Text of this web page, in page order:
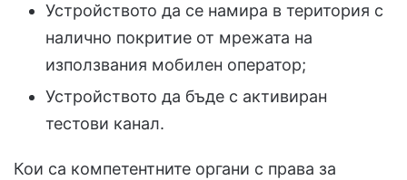
Устройството да се намира в територия с
налично покритие от мрежата на
използвания мобилен оператор;
Устройството да бъде с активиран
тестови канал.
Кои са компетентните органи с права за